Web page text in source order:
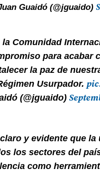
Guaidó (@jguaido)
la Comunidad
para acabar
la paz de
Usurpador.
(@jguaido)
y evidente que
los sectores del
como